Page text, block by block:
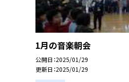
1月の音楽朝会
公開日 2025/01/29
更新日 2025/01/29